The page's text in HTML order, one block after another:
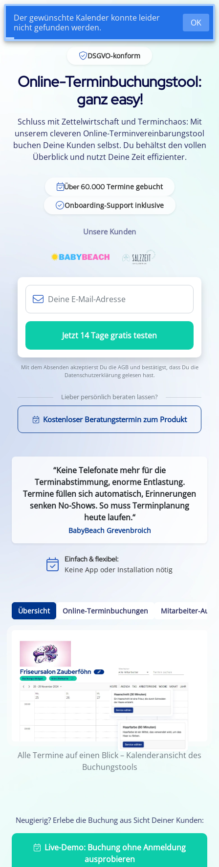
Login
DSGVO-konform
Online-Terminbuchungstool:
ganz easy!
Schluss mit Zettelwirtschaft und Terminchaos: Mit
unserem cleveren Online-Terminvereinbarungstool
buchen Deine Kunden selbst. Du behältst den vollen
Überblick und nutzt Deine Zeit effizienter.
Über 60.000Termine gebucht
Onboarding-Support inklusive
Unsere Kunden
Jetzt 14 Tage gratis testen
Mit dem Absenden akzeptierst Du die AGBund bestätigst, dass Du die
Datenschutzerklärunggelesen hast.
Lieber persönlich beraten lassen?
Kostenloser Beratungstermin zum Produkt
“Keine Telefonate mehr für die
Terminabstimmung, enorme Entlastung.
Termine füllen sich automatisch, Erinnerungen
senken No-Shows. So muss Terminplanung
heute laufen.“
BabyBeach Grevenbroich
Effizient & zeitsparend:
Weniger Leerlauf durch Terminausfälle
Keine App oder Installation nötig
Kundenbindung:
Kalenderintegration:
Termine per Klick in den Smartphone-Kalender
Übersicht Online-Terminbuchungen Mitarbeiter-
Alle Termine auf einen Blick – Kalenderansicht des
Buchungstools
Neugierig? Erlebe die Buchung aus Sicht Deiner Kunden:
Live-Demo: Buchung ohne Anmeldung
ausprobieren